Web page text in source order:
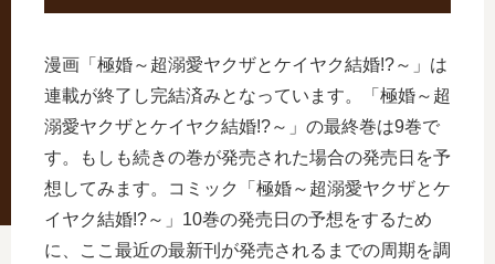
漫画「極婚～超溺愛ヤクザとケイヤク結婚!?～」は
連載が終了し完結済みとなっています。「極婚～超
溺愛ヤクザとケイヤク結婚!?～」の最終巻は9巻で
す。もしも続きの巻が発売された場合の発売日を予
想してみます。コミック「極婚～超溺愛ヤクザとケ
イヤク結婚!?～」10巻の発売日の予想をするため
に、ここ最近の最新刊が発売されるまでの周期を調